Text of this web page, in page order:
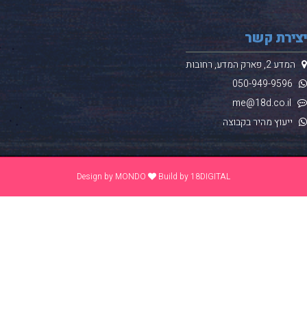
קשר
פארק המדע, רחובות
050-949-9596
me@18d.co.il
ייעוץ מהיר בקבוצה
Design byMONDO Build by18DIGITAL